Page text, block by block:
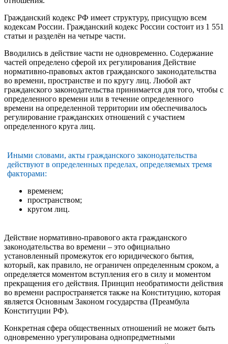
Гражданский кодекс РФ имеет структуру, присущую всем
кодексам России. Гражданский кодекс России состоит из 1 551
статьи и разделён на четыре части.
Вводились в действие части не одновременно. Содержание
частей определено сферой их регулирования Действие
нормативно-правовых актов гражданского законодательства
во времени, пространстве и по кругу лиц. Любой акт
гражданского законодательства принимается для того, чтобы с
определенного времени или в течение определенного
времени на определенной территории им обеспечивалось
регулирование гражданских отношений с участием
определенного круга лиц.
Иными словами, акты гражданского законодательства
действуют в определенных пределах, определяемых тремя
факторами:
временем;
пространством;
кругом лиц.
Действие нормативно-правового акта гражданского
законодательства во времени – это официально
установленный промежуток его юридического бытия,
который, как правило, не ограничен определенным сроком, а
определяется моментом вступления его в силу и моментом
прекращения его действия. Принцип необратимости действия
во времени распространяется также на Конституцию, которая
является Основным Законом государства (Преамбула
Конституции РФ).
Конкретная сфера общественных отношений не может быть
одновременно урегулирована однопредметными